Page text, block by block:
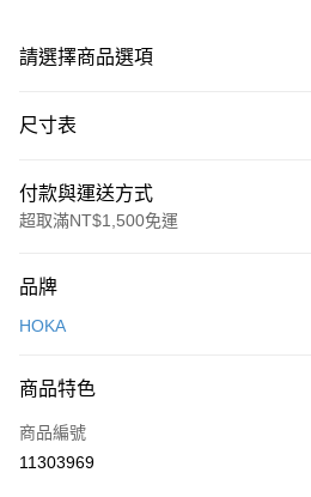
請選擇商品選項
尺寸表
付款與運送方式
超取滿NT$1,500免運
信用卡一次付款
Apple Pay
悠遊付
品牌
HOKA
商品特色
商品編號
11303969